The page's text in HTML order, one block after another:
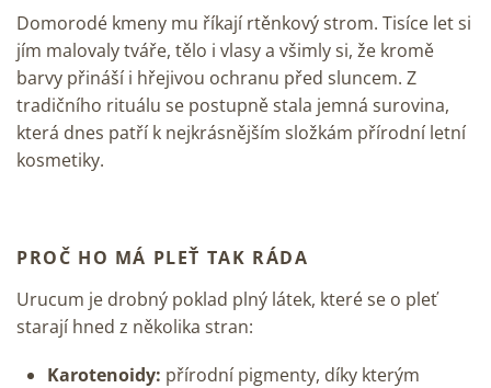
Domorodé kmeny mu říkají rtěnkový strom. Tisíce let si
jím malovaly tváře, tělo i vlasy a všimly si, že kromě
barvy přináší i hřejivou ochranu před sluncem. Z
tradičního rituálu se postupně stala jemná surovina,
která dnes patří k nejkrásnějším složkám přírodní letní
kosmetiky.
PROČ HO MÁ PLEŤ TAK RÁDA
Urucum je drobný poklad plný látek, které se o pleť
starají hned z několika stran:
Karotenoidy: přírodní pigmenty, díky kterým